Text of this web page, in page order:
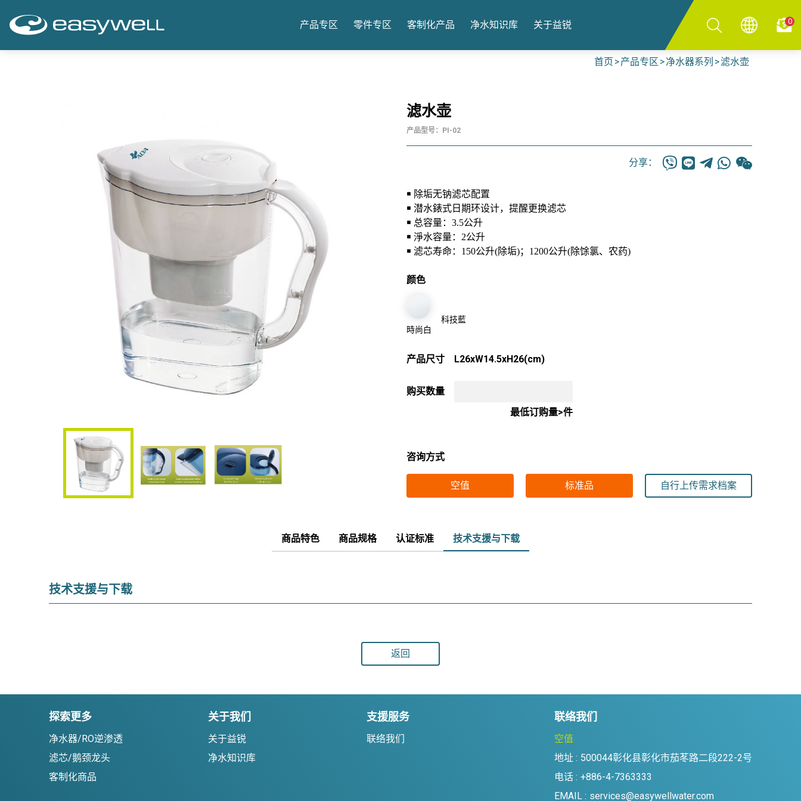
产品专区 零件专区 客制化产品 净水知识库 关于益锐 0
首页 产品专区 净水器系列 滤水壶
滤水壶
产品型号：PI-02
分享：
￭ 除垢无钠滤芯配置
￭ 潜水錶式日期环设计， 提醒更换滤芯
￭ 总容量：3.5公升
￭ 淨水容量：2公升
￭ 滤芯寿命：150公升(除垢)；1200公升(除馀氯、农药)
颜色
時尚白
科技藍
产品尺寸 L26xW14.5xH26(cm)
购买数量
最低订购量>件
咨询方式
空值 标准品 自行上传需求档案
商品特色 商品规格 认证标准 技术支援与下载
技术支援与下载
返回
探索更多
净水器/RO逆渗透
滤芯/鹅颈龙头
客制化商品
关于我们
关于益锐
净水知识库
支援服务
联络我们
联络我们
空值
地址 : 500044彰化县彰化市茄苳路二段222-2号
电话 : +886-4-7363333
EMAIL : services@easywellwater.com